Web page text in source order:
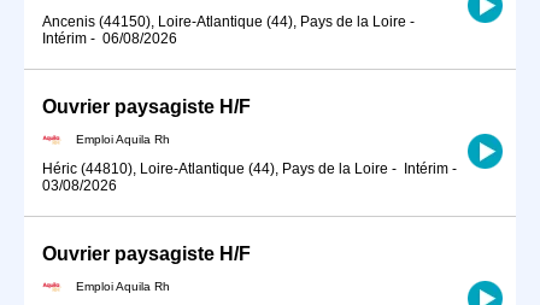
Ancenis (44150), Loire-Atlantique (44), Pays de la Loire -
Intérim - 06/08/2026
Ouvrier paysagiste H/F
Emploi Aquila Rh
Héric (44810), Loire-Atlantique (44), Pays de la Loire - Intérim -
03/08/2026
Ouvrier paysagiste H/F
Emploi Aquila Rh